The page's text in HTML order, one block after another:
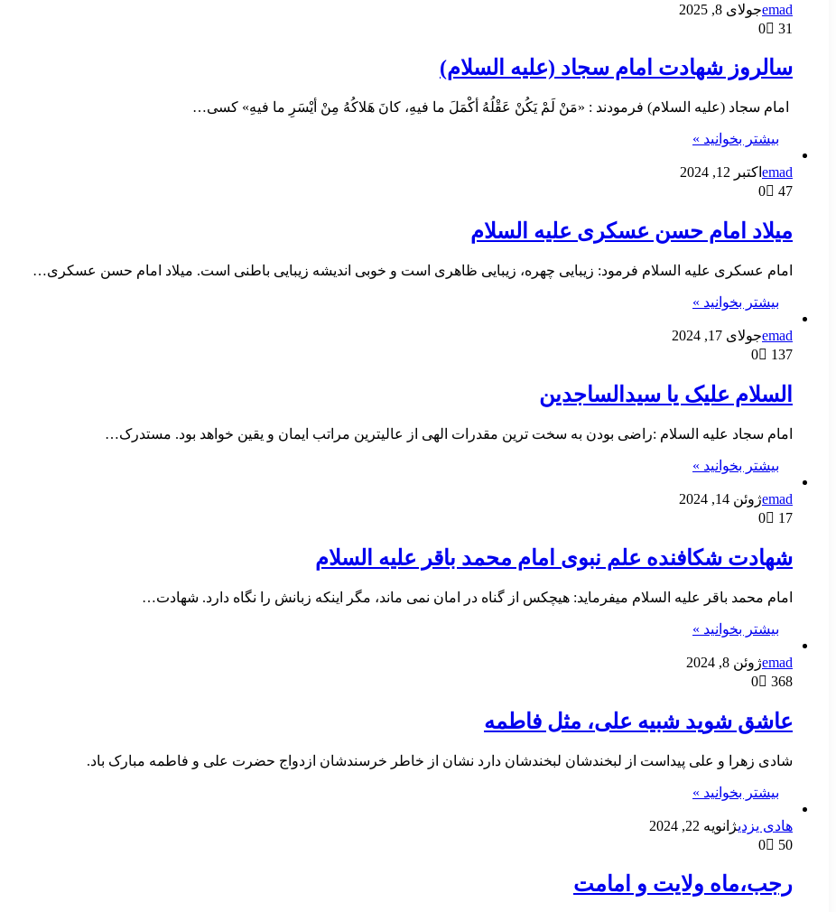
emadجولای 8, 2025
0
31
سالروز شهادت امام سجاد (علیه السلام)
امام سجاد (علیه السلام) فرمودند : «مَنْ لَمْ یَکُنْ عَقْلُهُ أکْمَلَ ما فیهِ، کانَ هَلاکُهُ مِنْ أیْسَرِ ما فیهِ» کسى…
بیشتر بخوانید »
emad اکتبر 12, 2024
0
47
میلاد امام حسن عسکری علیه السلام
امام عسكرى عليه السلام فرمود: زيبايى چهره، زيبايى ظاهرى است و خوبى انديشه زيبايى باطنى است. میلاد امام حسن عسکری…
بیشتر بخوانید »
emadجولای 17, 2024
0
137
السلام علیک یا سیدالساجدین
امام سجاد علیه السلام :راضی بودن به سخت ترین مقدرات الهی از عالیترین مراتب ایمان و یقین خواهد بود. مستدرک…
بیشتر بخوانید »
emadژوئن 14, 2024
0
17
شهادت شکافنده علم نبوی امام محمد باقر علیه السلام
امام محمد باقر علیه السلام میفرماید: هیچکس از گناه در امان نمی ماند، مگر اینکه زبانش را نگاه دارد. شهادت…
بیشتر بخوانید »
emadژوئن 8, 2024
0
368
عاشق شوید شبیه علی، مثل فاطمه
شادی زهرا و علی پیداست از لبخندشان لبخندشان دارد نشان از خاطر خرسندشان ازدواج حضرت علی و فاطمه مبارک باد.
بیشتر بخوانید »
هادی یزدیژانویه 22, 2024
0
50
رجب،ماه ولایت و امامت